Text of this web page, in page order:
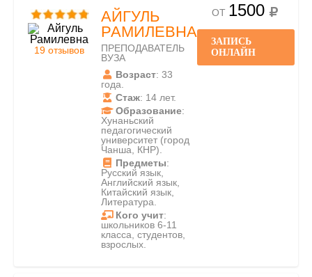
19 отзывов
АЙГУЛЬ
РАМИЛЕВНА
ПРЕПОДАВАТЕЛЬ
ВУЗА
Возраст: 33
года.
Стаж: 14 лет.
Образование:
Хунаньский
педагогический
университет (город
Чанша, КНР).
Предметы:
Русский язык,
Английский язык,
Китайский язык,
Литература.
Кого учит:
школьников 6-11
класса, студентов,
взрослых.
ОТ 1500
ЗАПИСЬ
ОНЛАЙН